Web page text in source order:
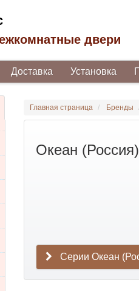
двери
Доставка Установка
Главная страница Бренды
Океан (Россия)
Серии Океан